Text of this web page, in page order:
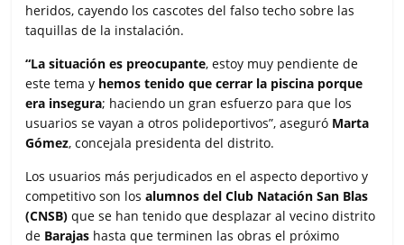
heridos, cayendo los cascotes del falso techo sobre las
taquillas de la instalación.
“La situación es preocupante, estoy muy pendiente de
este tema y hemos tenido que cerrar la piscina porque
era insegura; haciendo un gran esfuerzo para que los
usuarios se vayan a otros polideportivos”, aseguró Marta
Gómez, concejala presidenta del distrito.
Los usuarios más perjudicados en el aspecto deportivo y
competitivo son losalumnos del Club Natación San Blas
(CNSB) que se han tenido que desplazar al vecino distrito
de Barajas hasta que terminen las obras el próximo